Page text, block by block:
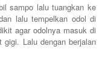
sampo lalu tuangkan ke
lalu tempelkan odol di
agar odolnya masuk di
Lalu dengan berjalan